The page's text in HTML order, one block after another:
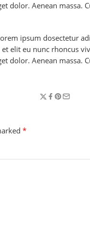
dolor. Aenean massa.
ipsum dosectetur
elit eu nunc rhoncus
dolor. Aenean massa.
*